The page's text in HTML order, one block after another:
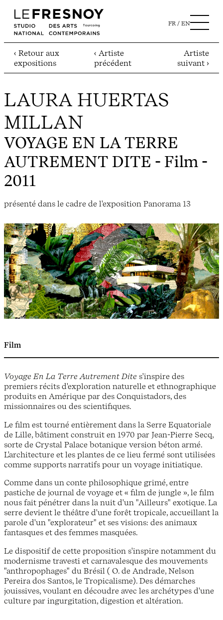
FR EN
‹ Retour aux
expositions
‹ Artiste
précédent
Artiste
suivant ›
LAURA HUERTAS
MILLAN
VOYAGE EN LA TERRE
AUTREMENT DITE - Film -
2011
présenté dans le cadre de l'exposition Panorama 13
Film
Voyage En La Terre Autrement Dite s'inspire des
premiers récits d'exploration naturelle et ethnographique
produits en Amérique par des Conquistadors, des
missionnaires ou des scientifiques.
Le film est tourné entièrement dans la Serre Equatoriale
de Lille, bâtiment construit en 1970 par Jean-Pierre Secq,
sorte de Crystal Palace botanique version béton armé.
L'architecture et les plantes de ce lieu fermé sont utilisées
comme supports narratifs pour un voyage initiatique.
Comme dans un conte philosophique grimé, entre
pastiche de journal de voyage et « film de jungle », le film
nous fait pénétrer dans la nuit d'un "Ailleurs" exotique. La
serre devient le théâtre d'une forêt tropicale, accueillant la
parole d'un "explorateur" et ses visions: des animaux
fantasques et des femmes masquées.
Le dispositif de cette proposition s'inspire notamment du
modernisme travesti et carnavalesque des mouvements
"anthropophages" du Brésil ( O. de Andrade, Nelson
Pereira dos Santos, le Tropicalisme). Des démarches
jouissives, voulant en découdre avec les archétypes d'une
culture par ingurgitation, digestion et altération.